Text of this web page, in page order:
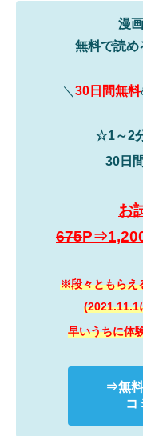
漫
無料で読め
＼ 30日間無料
☆1～2
30日
お
675
※段々ともらえ
早いうちに体
⇒無
コ